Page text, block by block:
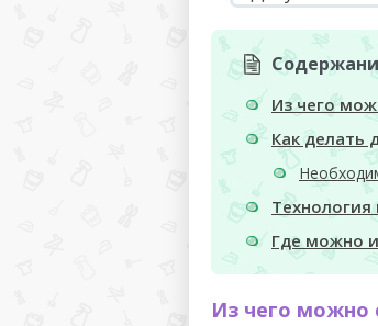
Из чего
Как делать
Где можно
Из чего можно